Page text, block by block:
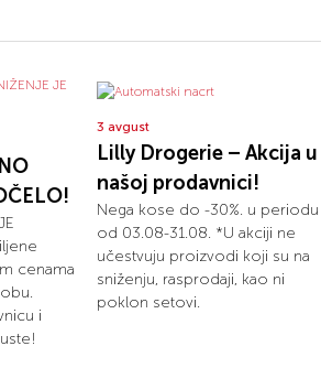
cenama
i
3 avgust
Lilly Drogerie – Akcija u
našoj prodavnici!
Nega kose do -30%. u periodu
od 03.08-31.08. *U akciji ne
učestvuju proizvodi koji su na
sniženju, rasprodaji, kao ni
poklon setovi.